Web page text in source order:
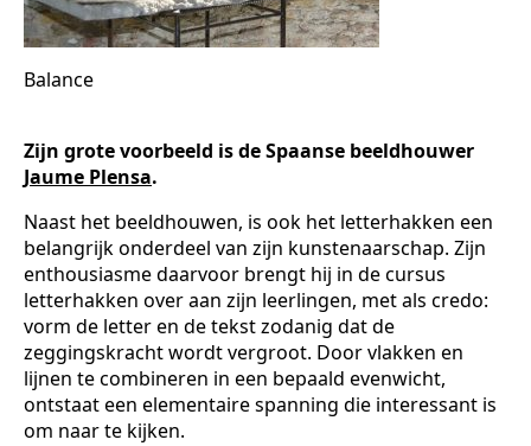
Balance
Zijn grote voorbeeld is de Spaanse beeldhouwer
Jaume Plensa.
Naast het beeldhouwen, is ook het letterhakken een
belangrijk onderdeel van zijn kunstenaarschap. Zijn
enthousiasme daarvoor brengt hij in de cursus
letterhakken over aan zijn leerlingen, met als credo:
vorm de letter en de tekst zodanig dat de
zeggingskracht wordt vergroot. Door vlakken en
lijnen te combineren in een bepaald evenwicht,
ontstaat een elementaire spanning die interessant is
om naar te kijken.